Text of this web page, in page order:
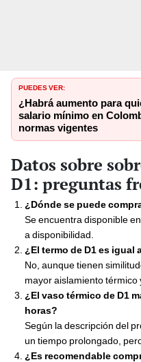
PUEDES VER:
¿Habrá aumento para
salario mínimo en
normas vigentes
Datos sobre
D1: preguntas
¿Dónde se puede
Se encuentra disponible
a disponibilidad.
¿El termo de D1 es igual
No, aunque tienen
mayor aislamiento térmico
¿El vaso térmico de D1
horas?
Según la descripción del
un tiempo prolongado,
¿Es recomendable